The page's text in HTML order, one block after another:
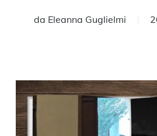
da Eleanna Guglielmi